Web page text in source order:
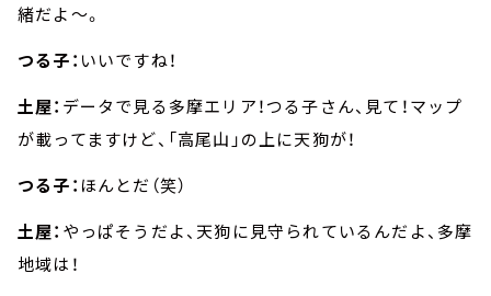
緒だよ～。
つる子： いいですね！
土屋： データで見る多摩エリア！つる子さん、見て！マップ
が載ってますけど、「高尾山」の上に天狗が！
つる子：ほんとだ（笑）
土屋： やっぱそうだよ、天狗に見守られているんだよ、多摩
地域は！